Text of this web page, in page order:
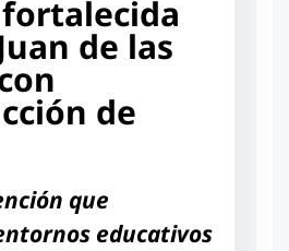
de las
de
que
educativos